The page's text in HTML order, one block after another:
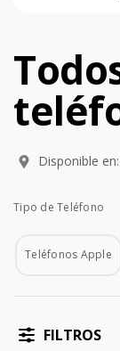
Todos los
Disponible en:
Tipo de Teléfono
Teléfonos Apple
FILTROS